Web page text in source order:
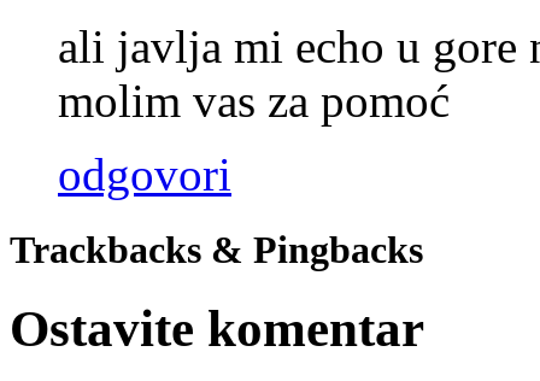
ali javlja mi echo u gore
molim vas za pomoć
odgovori
Trackbacks & Pingbacks
Ostavite komentar